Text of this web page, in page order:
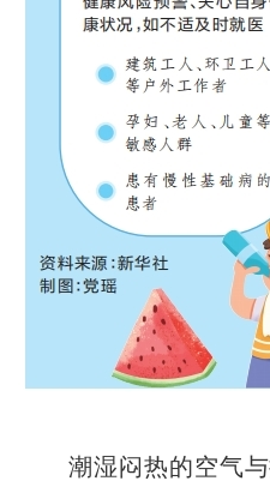
潮湿闷热的空气与